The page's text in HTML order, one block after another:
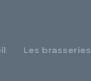
Les brasseries